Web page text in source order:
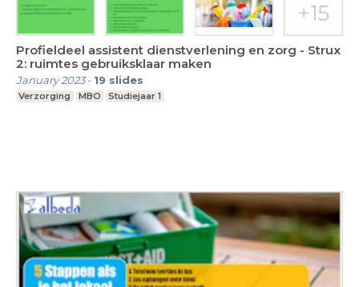
Profieldeel assistent dienstverlening en zorg - Strux
2: ruimtes gebruiksklaar maken
January 2023- 19 slides
Verzorging MBO Studiejaar 1